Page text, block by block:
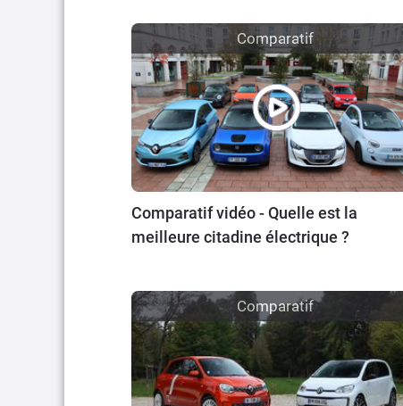
Comparatif
Comparatif vidéo - Quelle est la
meilleure citadine électrique ?
Comparatif